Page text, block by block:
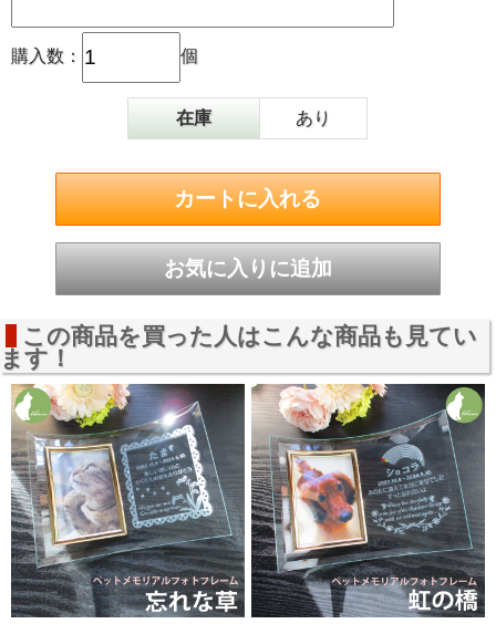
購入数： 個
在庫 あり
この商品を買った人はこんな商品も見てい
ます！